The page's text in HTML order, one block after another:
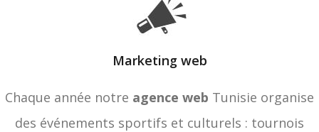
Marketing web
Chaque année notre agence web Tunisie organise
des événements sportifs et culturels : tournois